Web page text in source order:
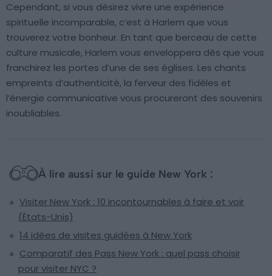
Cependant, si vous désirez vivre une expérience
spirituelle incomparable, c’est à Harlem que vous
trouverez votre bonheur. En tant que berceau de cette
culture musicale, Harlem vous enveloppera dès que vous
franchirez les portes d’une de ses églises. Les chants
empreints d’authenticité, la ferveur des fidèles et
l’énergie communicative vous procureront des souvenirs
inoubliables.
À lire aussi sur le guide New York :
Visiter New York : 10 incontournables à faire et voir
(États-Unis)
14 idées de visites guidées à New York
Comparatif des Pass New York : quel pass choisir
pour visiter NYC ?